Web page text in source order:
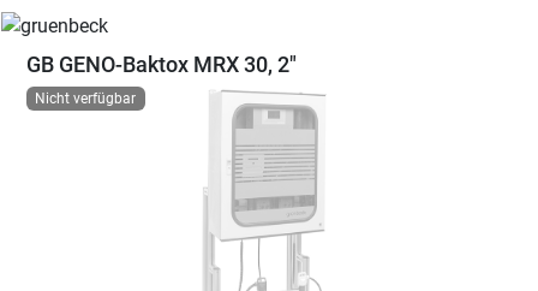
GB GENO-Baktox MRX 30, 2"
Nicht verfügbar